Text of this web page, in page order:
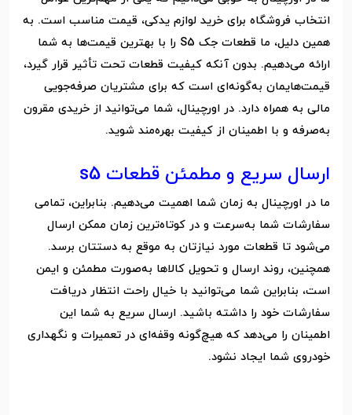
انتخاب فروشگاه برای خرید لوازم یدکی، قیمت مناسب است. به
همین دلیل، ما قطعات جک S5 را با بهترین قیمت‌ها به شما
ارائه می‌دهیم. بدون آنکه کیفیت قطعات تحت تأثیر قرار گیرد،
قیمت‌هایمان به‌گونه‌ای است که برای مشتریان صرفه‌جویی
مالی به همراه دارد. در اورچینال، شما می‌توانید از خریدی مقرون
به‌صرفه و با اطمینان از کیفیت بهره‌مند شوید.
ارسال سریع و مطمئن قطعات s5
ما در اورچینال به زمان شما اهمیت می‌دهیم. بنابراین، تمامی
سفارشات شما به‌سرعت و در کوتاه‌ترین زمان ممکن ارسال
می‌شود تا قطعات مورد نیازتان به موقع به دستتان برسد.
همچنین، روند ارسال و تحویل کالاها به‌صورت مطمئن و ایمن
است، بنابراین شما می‌توانید با خیال راحت انتظار دریافت
سفارشات خود را داشته باشید. ارسال سریع به شما این
اطمینان را می‌دهد که هیچ‌گونه وقفه‌ای در تعمیرات و نگهداری
خودروی شما ایجاد نشود.